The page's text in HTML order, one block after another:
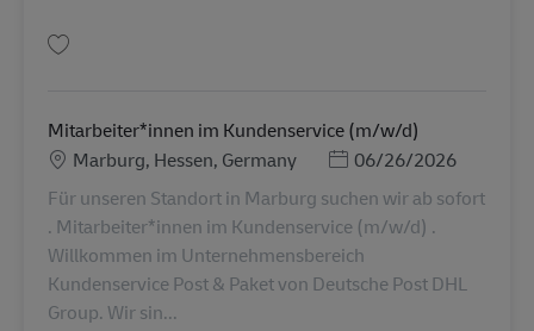
Mitarbeiter*innen im Kundenservice (m/w/d)
SijaintiMarburg, Hessen, Germany Posted Date
06/26/2026
Für unseren Standort in Marburg suchen wir ab sofort
. Mitarbeiter*innen im Kundenservice (m/w/d) .
Willkommen im Unternehmensbereich
Kundenservice Post & Paket von Deutsche Post DHL
Group. Wir sin...